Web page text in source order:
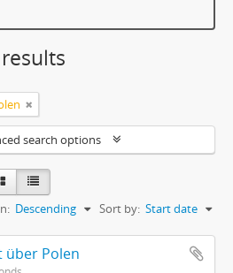
search options
Sort by: Start date
Descending
über Polen